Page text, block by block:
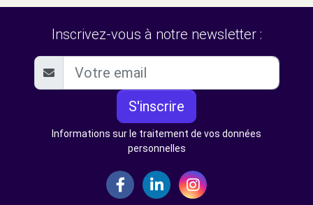
Inscrivez-vous à notre newsletter :
S'inscrire
Informations sur le traitement de vos données
personnelles